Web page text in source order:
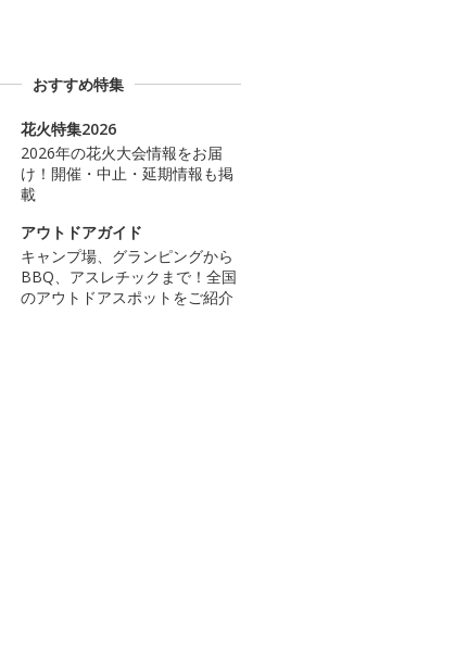
おすすめ特集
花火特集2026
2026年の花火大会情報をお届
け！開催・中止・延期情報も掲
載
アウトドアガイド
キャンプ場、グランピングから
BBQ、アスレチックまで！全国
のアウトドアスポットをご紹介